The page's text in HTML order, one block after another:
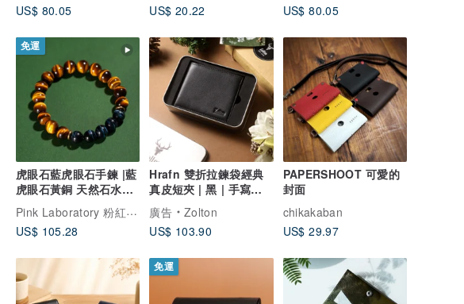
US$ 80.05
US$ 20.22
US$ 80.05
免運
虎眼石藍虎眼石手鍊 |藍
虎眼石黃銅 天然石水晶
Pink Laboratory 粉紅製造
US$ 105.28
Hrafn 雙折拉鍊袋經典
真皮短夾 | 黑 | 手寫刻
字可
廣告
Zolton
US$ 103.90
PAPERSHOOT 可愛的
封面
chikakaban
US$ 29.97
免運